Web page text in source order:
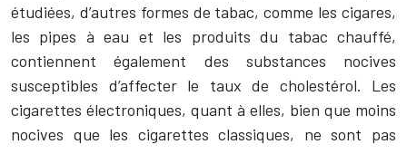
étudiées, d’autres formes de tabac, comme les cigares,
les pipes à eau et les produits du tabac chauffé,
contiennent également des substances nocives
susceptibles d’affecter le taux de cholestérol. Les
cigarettes électroniques, quant à elles, bien que moins
nocives que les cigarettes classiques, ne sont pas